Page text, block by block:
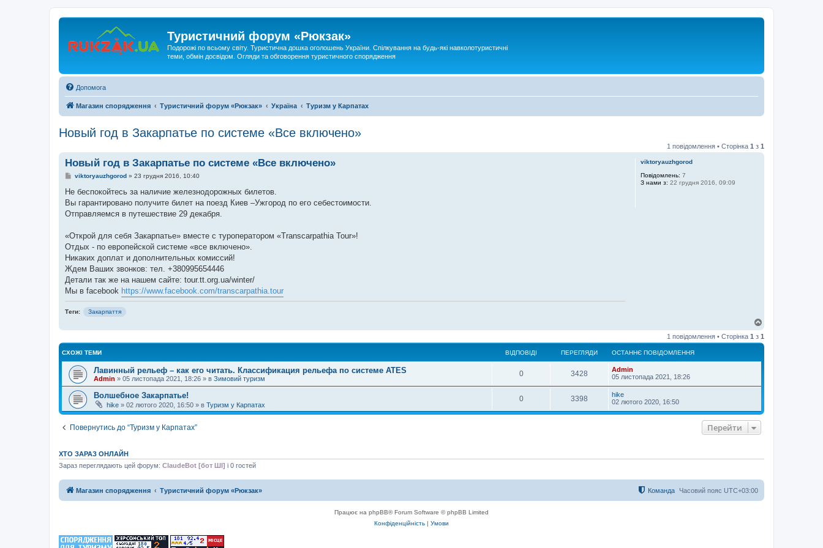
Туристичний форум «Рюкзак»
Подорожі по всьому світу. Туристична дошка оголошень України. Спілкування на будь-які навколотуристичні
теми, обмін досвідом. Огляди та обговорення туристичного спорядження
Допомога
Магазин спорядження Туристичний форум «Рюкзак» Україна Туризм у Карпатах
Новый год в Закарпатье по системе «Все включено»
1 повідомлення • Сторінка 1 з 1
viktoryauzhgorod
Повідомлень: 7
З нами з: 22 грудня 2016, 09:09
Новый год в Закарпатье по системе «Все включено»
П
в
д
о
е
н
я
viktoryauzhgorod» 23 грудня 2016, 10:40
Не беспокойтесь за наличие железнодорожных билетов.
Вы гарантировано получите билет на поезд Киев –Ужгород по его себестоимости.
Отправляемся в путешествие 29 декабря.
«Открой для себя Закарпатье» вместе с туроператором «Transcarpathia Tour»!
Отдых - по европейской системе «все включено».
Никаких доплат и дополнительных комиссий!
Ждем Ваших звонков: тел. +380995654446
Детали так же на нашем сайте: tour.tt.org.ua/winter/
Мы в facebook https://www.facebook.com/transcarpathia.tour
Теги: Закарпаття
г
о
1 повідомлення • Сторінка 1 з 1
СХОЖІ ТЕМИ ВІДПОВІДІ ПЕРЕГЛЯДИ ОСТАННЄ ПОВІДОМЛЕННЯ
Лавинный рельеф – как его читать. Классификация рельефа по системе ATES
Admin » 05 листопада 2021, 18:26 » в Зимовий туризм
0 3428
Admin
05 листопада 2021, 18:26
Волшебное Закарпатье!
hike » 02 лютого 2020, 16:50 » в Туризм у Карпатах
0 3398
hike
02 лютого 2020, 16:50
Повернутись до “Туризм у Карпатах” Перейти
ХТО ЗАРАЗ ОНЛАЙН
Зараз переглядають цей форум: ClaudeBot [бот ШІ] і 0 гостей
Магазин спорядження Туристичний форум «Рюкзак» Часовий пояс UTC+03:00
Команда
Працює на phpBB® Forum Software © phpBB Limited
Конфіденційність | Умови